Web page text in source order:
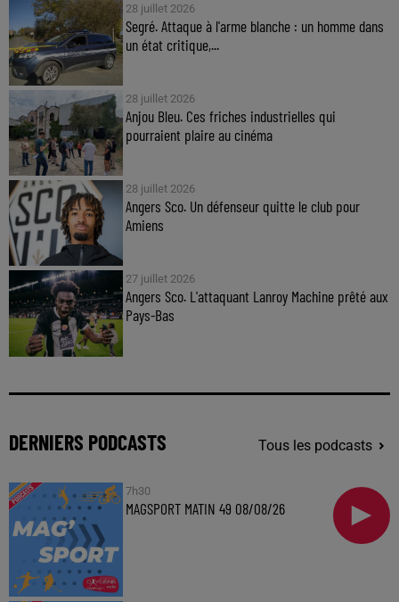
28 juillet 2026
Segré. Attaque à l'arme blanche : un homme dans
un état critique,...
28 juillet 2026
Anjou Bleu. Ces friches industrielles qui
pourraient plaire au cinéma
28 juillet 2026
Angers Sco. Un défenseur quitte le club pour
Amiens
27 juillet 2026
Angers Sco. L'attaquant Lanroy Machine prêté aux
Pays-Bas
DERNIERS PODCASTS Tous les podcasts
7h30
MAGSPORT MATIN 49 08/08/26